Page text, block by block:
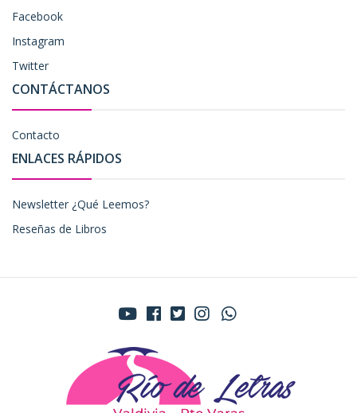
Facebook
Instagram
Twitter
CONTÁCTANOS
Contacto
ENLACES RÁPIDOS
Newsletter ¿Qué Leemos?
Reseñas de Libros